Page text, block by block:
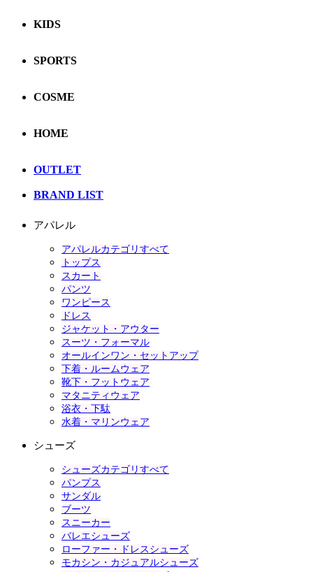
KIDS
SPORTS
COSME
HOME
OUTLET
BRAND LIST
アパレル
アパレルカテゴリすべて
トップス
スカート
パンツ
ワンピース
ドレス
ジャケット・アウター
スーツ・フォーマル
オールインワン・セットアップ
下着・ルームウェア
靴下・フットウェア
マタニティウェア
浴衣・下駄
水着・マリンウェア
シューズ
シューズカテゴリすべて
パンプス
サンダル
ブーツ
スニーカー
バレエシューズ
ローファー・ドレスシューズ
モカシン・カジュアルシューズ